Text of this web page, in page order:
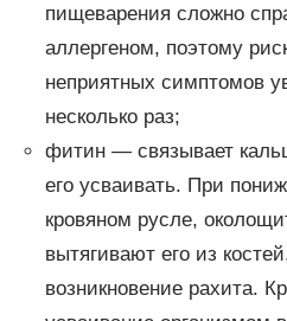
пищеварения сложно
аллергеном, поэтому
неприятных симптомов
несколько раз;
фитин — связывает
его усваивать. При
кровяном русле,
вытягивают его из
возникновение рахита.